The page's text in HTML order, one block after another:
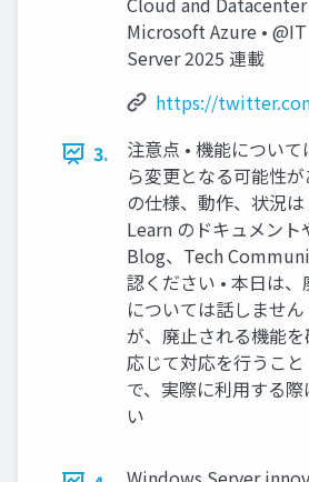
Microsoft Azure •
Server 2025 連載
https://
3.
注意点 • 機能につい
ら変更となる可能性
の仕様、動作、状況
Learn のドキュメン
Blog、Tech
認ください • 本日は
については話しません
が、廃止される機能
応じて対応を行うこ
で、実際に利用する
い